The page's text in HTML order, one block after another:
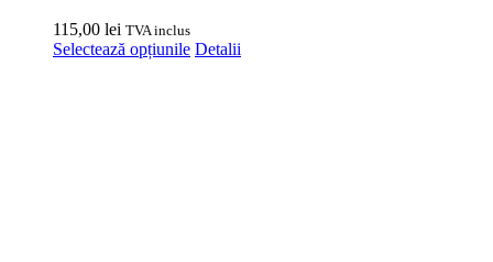
115,00 lei TVA inclus
Selectează opțiunile Acest
Detalii